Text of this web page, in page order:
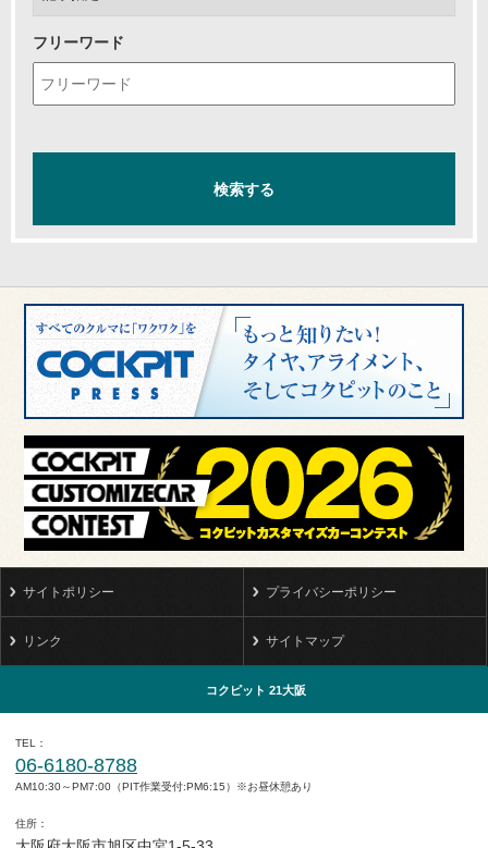
フリーワード
サイトポリシー プライバシーポリシー
リンク サイトマップ
コクピット 21大阪
TEL
06-6180-8788
AM10:30～PM7:00（PIT作業受付:PM6:15）※お昼休憩あり
住所